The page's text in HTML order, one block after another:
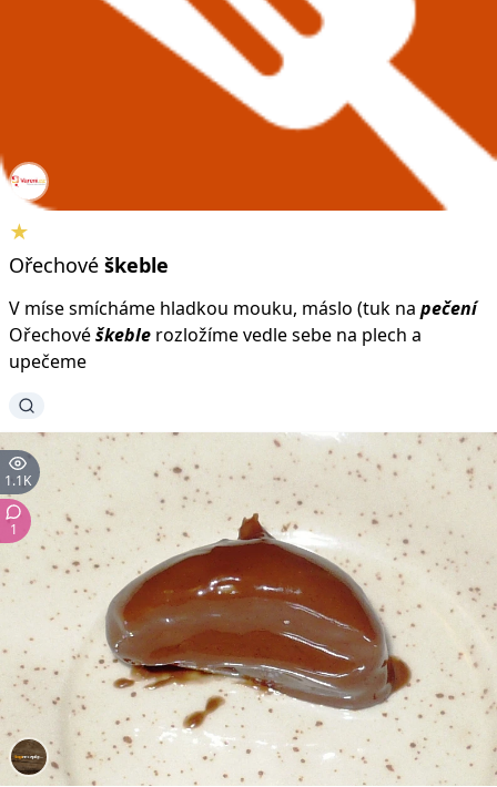
★
Ořechové škeble
V míse smícháme hladkou mouku, máslo (tuk na pečení
Ořechovéškeble rozložíme vedle sebe na plech a
upečeme
1.1K
1